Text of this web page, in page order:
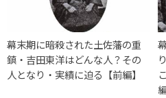
幕末期に暗殺された土佐藩の重
鎮・吉田東洋はどんな人？その
人となり・実績に迫る【前編】